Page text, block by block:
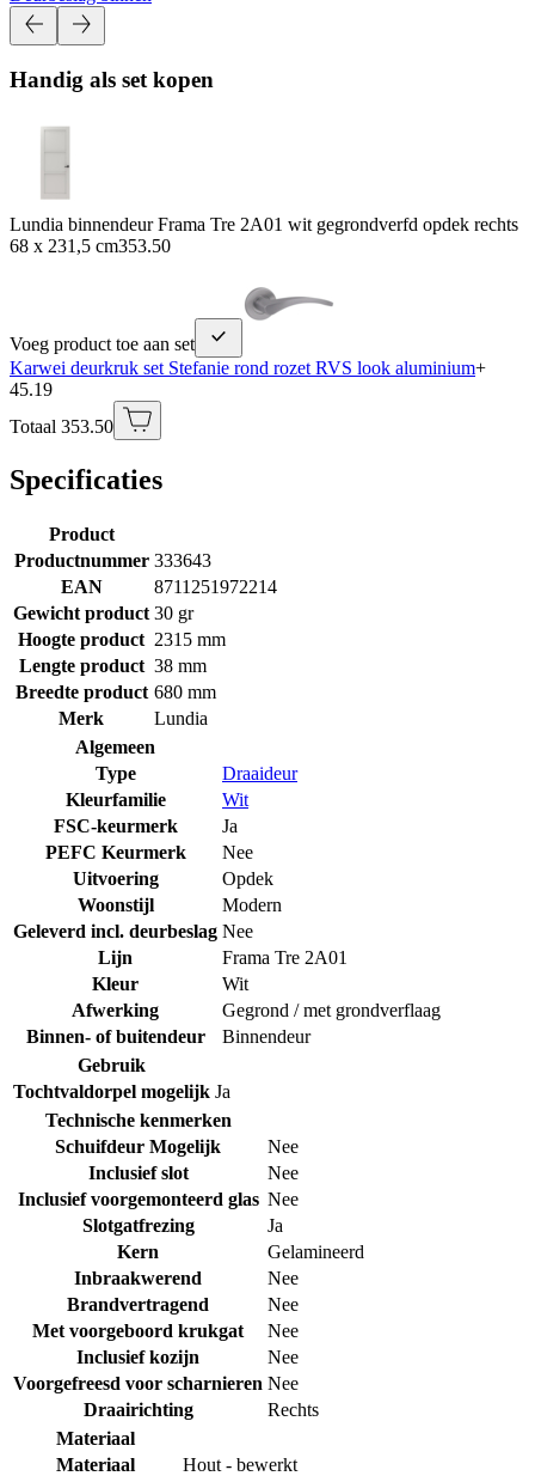
Handig als set kopen
Lundia binnendeur Frama Tre 2A01 wit gegrondverfd opdek rechts
68 x 231,5 cm353.50
Voeg product toe aan set
Karwei deurkruk set Stefanie rond rozet RVS look aluminium+
45.19
Totaal 353.50
Specificaties
Product
Productnummer 333643
EAN
8711251972214
Gewicht product 30 gr
Hoogte product 2315 mm
Lengte product 38 mm
Breedte product 680 mm
Merk
Lundia
Algemeen
Type
Draaideur
Kleurfamilie
Wit
FSC-keurmerk
Ja
PEFC Keurmerk
Nee
Uitvoering
Opdek
Woonstijl
Modern
Geleverd incl. deurbeslag Nee
Lijn
Frama Tre 2A01
Kleur
Wit
Afwerking
Gegrond / met grondverflaag
Binnen- of buitendeur
Binnendeur
Gebruik
Tochtvaldorpel mogelijk Ja
Technische kenmerken
Schuifdeur Mogelijk
Nee
Inclusief slot
Nee
Inclusief voorgemonteerd glas Nee
Slotgatfrezing
Ja
Kern
Gelamineerd
Inbraakwerend
Nee
Brandvertragend
Nee
Met voorgeboord krukgat
Nee
Inclusief kozijn
Nee
Voorgefreesd voor scharnieren Nee
Draairichting
Rechts
Materiaal
Materiaal
Hout - bewerkt